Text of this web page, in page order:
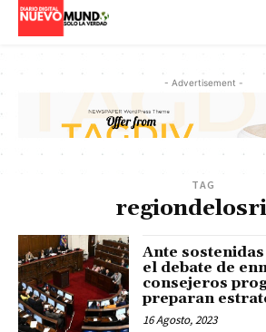
- Advertisement -
TAG
Ante
el debate de
consejeros
preparan
16 Agosto, 2023